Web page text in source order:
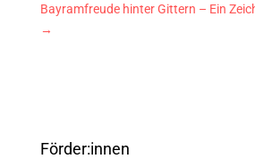
Bayramfreude hinter Gittern – Ein
→
Förder:innen